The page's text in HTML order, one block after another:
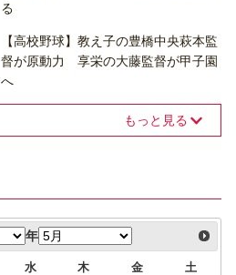
る
【高校野球】教え子の豊橋中央萩本監
督が原動力 享栄の大藤監督が甲子園
へ
もっと見る
年
水 木 金 土